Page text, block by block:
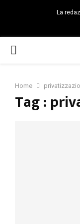
La
PRIMARY
Home
Tag :